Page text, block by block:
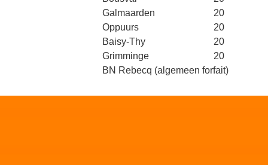
Galmaarden
20
Oppuurs
20
Baisy-Thy
20
Grimminge
20
BN Rebecq (algemeen forfait)